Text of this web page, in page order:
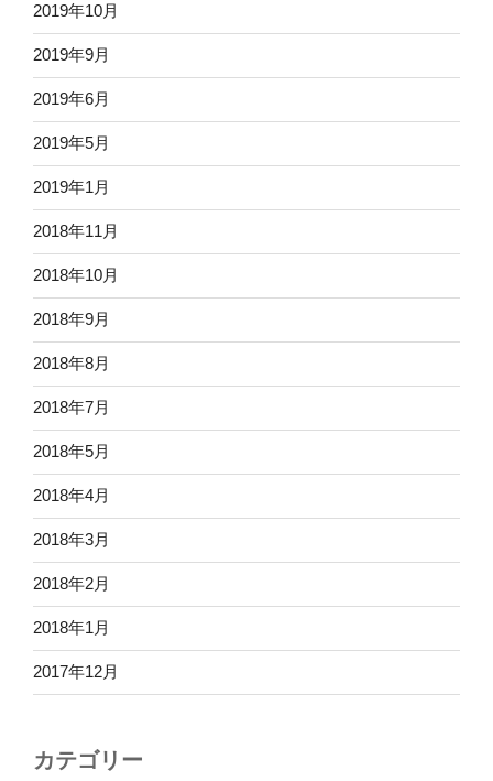
2019年10月
2019年9月
2019年6月
2019年5月
2019年1月
2018年11月
2018年10月
2018年9月
2018年8月
2018年7月
2018年5月
2018年4月
2018年3月
2018年2月
2018年1月
2017年12月
カテゴリー